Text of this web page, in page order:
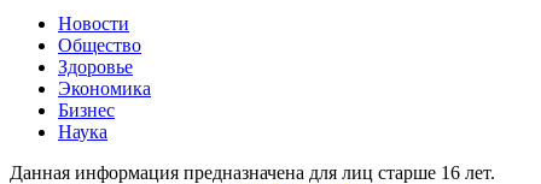
Новости
Общество
Здоровье
Экономика
Бизнес
Наука
Данная информация предназначена для лиц старше 16 лет.